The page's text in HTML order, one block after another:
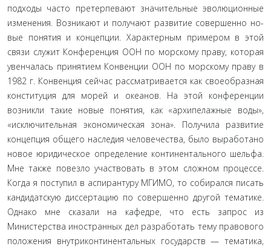
подходы часто претерпевают значительные эволюционные
изменения. Возникают и получают развитие совершенно но­
вые понятия и концепции. Характерным примером в этой
связи служит Конференция ООН по морскому праву, которая
увенчалась принятием Конвенции ООН по морскому праву в
1982 г. Конвенция сейчас рассматривается как своеобразная
конституция для морей и океанов. На этой конференции
возникли такие новые понятия, как «архипелажные воды»,
«исключительная экономическая зона». Получила развитие
концепция общего наследия человечества, было выработано
новое юридическое определение континентального шель­фа.
Мне также повезло участвовать в этом сложном процес­се.
Когда я поступил в аспирантуру МГИМО, то собирался писать
кандидатскую диссертацию по совершенно другой тематике.
Однако мне сказали на кафедре, что есть запрос из
Министерства иностранных дел разработать тему право­вого
положения внутриконтинентальных государств — тема­тика,